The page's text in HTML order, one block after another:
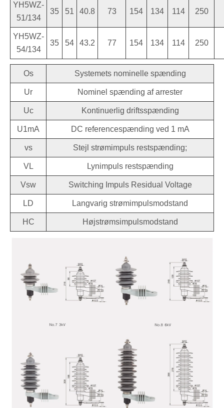
YH5WZ-
51/134
35 51 40.8 73 154 134 114 250
YH5WZ-
54/134
35 54 43.2 77 154 134 114 250
Os Systemets nominelle spænding
Ur Nominel spænding af arrester
Uc Kontinuerlig driftsspænding
U1mA DC referencespænding ved 1 mA
vs Stejl strømimpuls restspænding;
VL Lynimpuls restspænding
Vsw Switching Impuls Residual Voltage
LD Langvarig strømimpulsmodstand
HC Højstrømsimpulsmodstand